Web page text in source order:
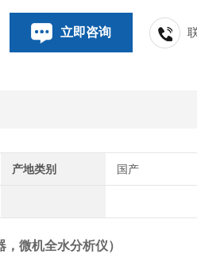
立即咨询
产地类别 国产
，微机全水分析仪）